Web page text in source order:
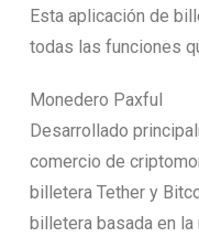
Esta aplicación de
todas las funciones
Monedero Paxful
Desarrollado
comercio de
billetera Tether y
billetera basada en